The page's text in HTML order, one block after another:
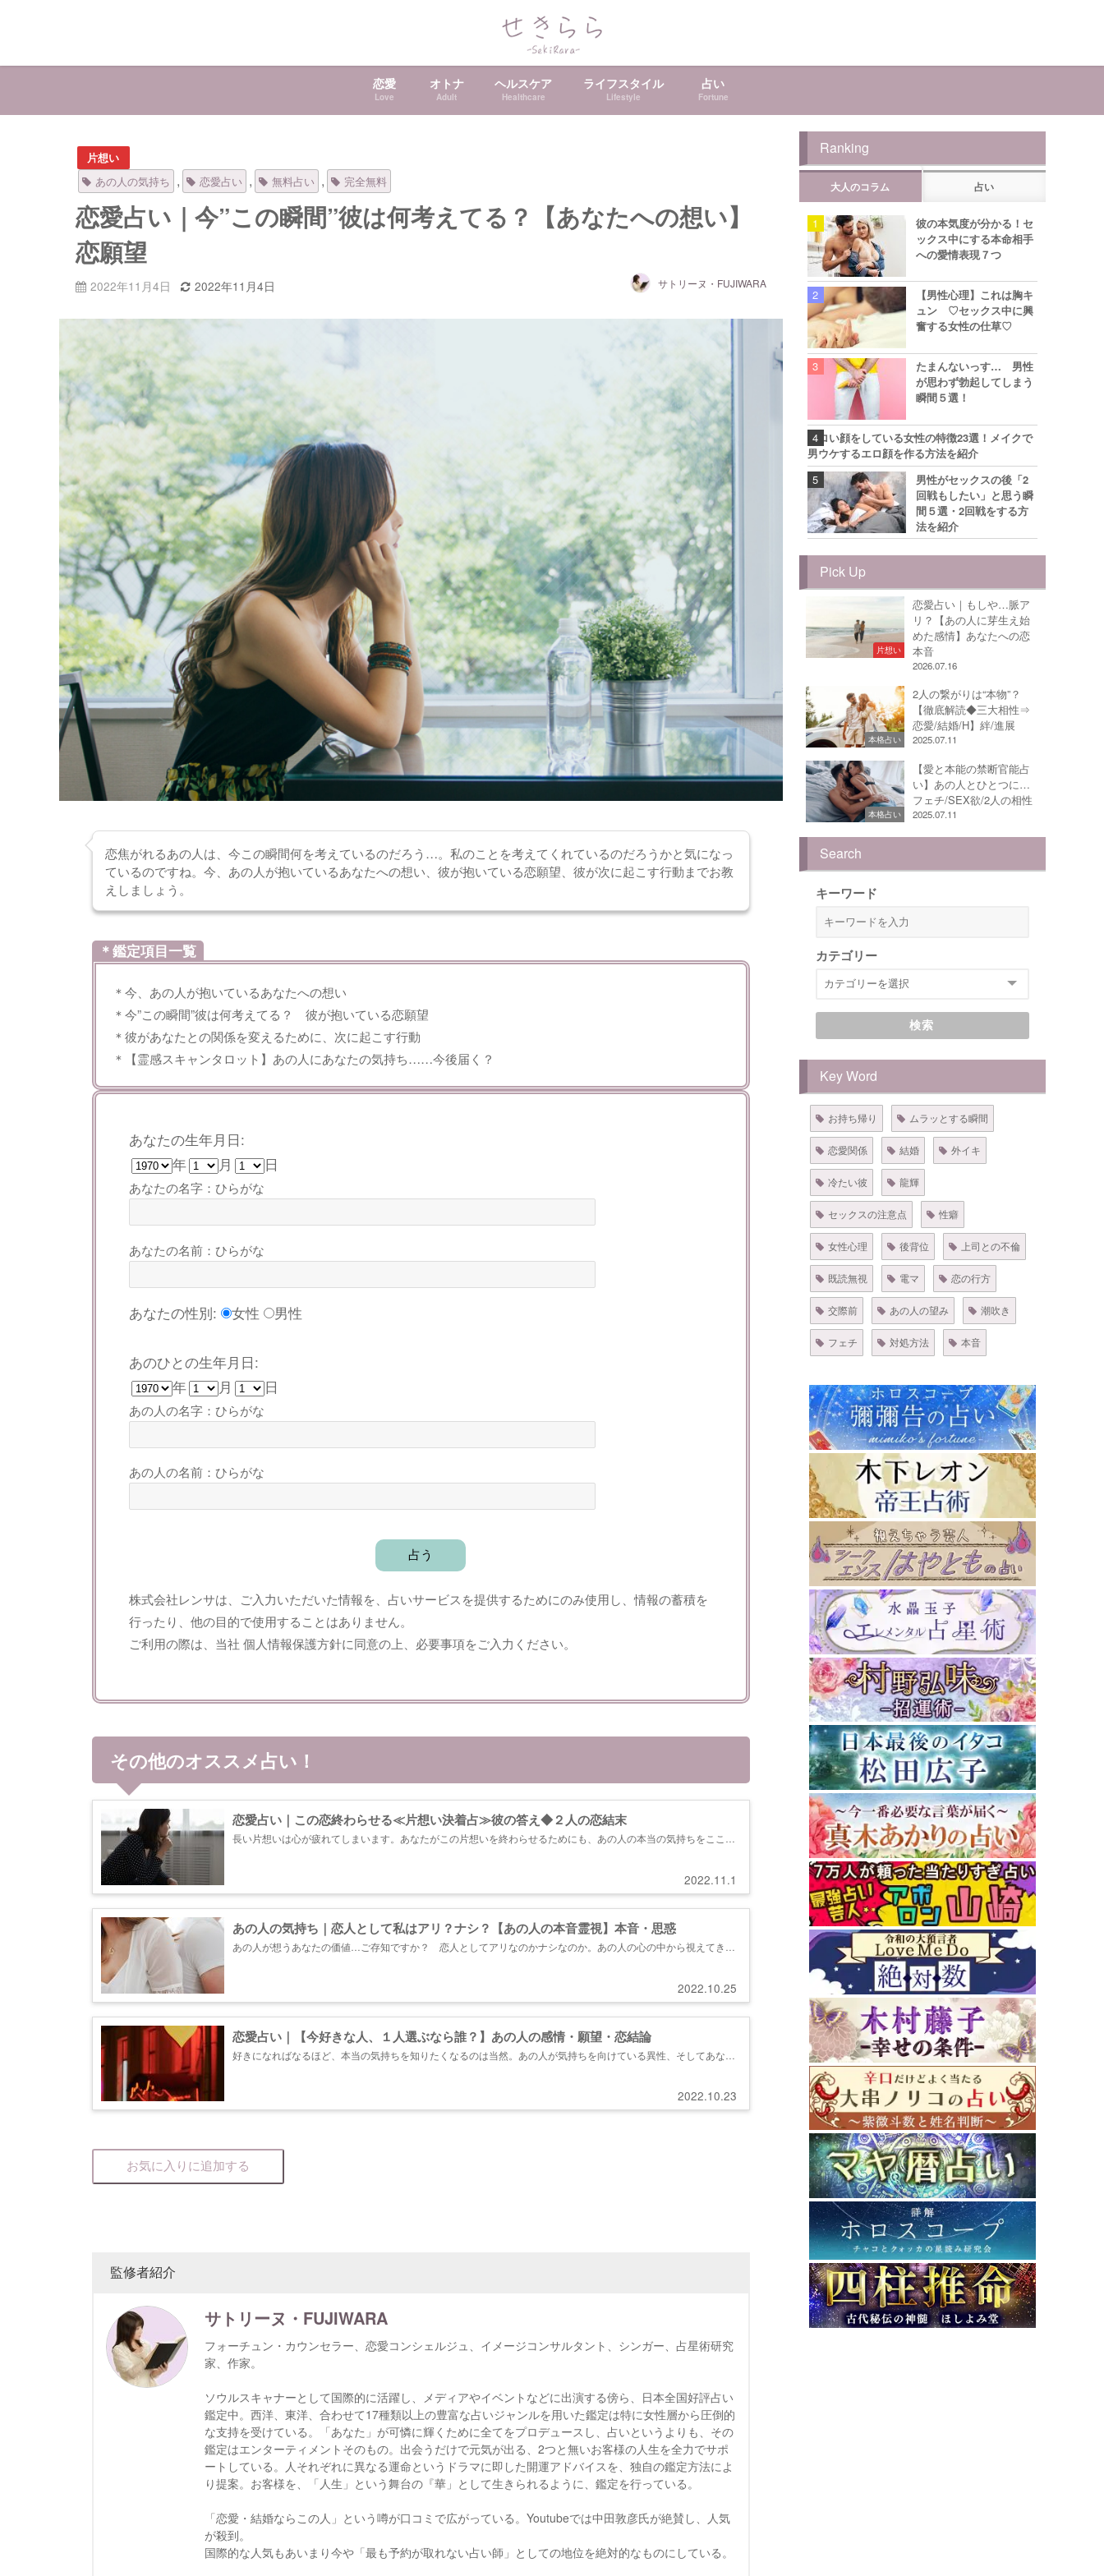
恋愛
Love
オトナ
Adult
ヘルスケア
Healthcare
ライフスタイル
Lifestyle
占い
Fortune
片想い
あの人の気持ち , 恋愛占い , 無料占い , 完全無料
恋愛占い｜今”この瞬間”彼は何考えてる？【あなたへの想い】
恋願望
2022年11月4日 2022年11月4日 サトリーヌ・FUJIWARA
恋焦がれるあの人は、今この瞬間何を考えているのだろう…。私のことを考えてくれているのだろうかと気になっ
ているのですね。今、あの人が抱いているあなたへの想い、彼が抱いている恋願望、彼が次に起こす行動までお教
えしましょう。
＊鑑定項目一覧
＊今、あの人が抱いているあなたへの想い
＊今”この瞬間”彼は何考えてる？ 彼が抱いている恋願望
＊彼があなたとの関係を変えるために、次に起こす行動
＊【霊感スキャンタロット】あの人にあなたの気持ち……今後届く？
あなたの生年月日:
年
月 日
あなたの名字：ひらがな
あなたの名前：ひらがな
あなたの性別: 女性 男性
あのひとの生年月日:
年
月 日
あの人の名字：ひらがな
あの人の名前：ひらがな
株式会社レンサは、ご入力いただいた情報を、占いサービスを提供するためにのみ使用し、情報の蓄積を
行ったり、他の目的で使用することはありません。
ご利用の際は、当社 個人情報保護方針に同意の上、必要事項をご入力ください。
その他のオススメ占い！
恋愛占い｜この恋終わらせる≪片想い決着占≫彼の答え◆２人の恋結末
2022.11.1
長い片想いは心が疲れてしまいます。あなたがこの片想いを終わらせるためにも、あの人の本当の気持ちをここで
あの人の気持ち｜恋人として私はアリ？ナシ？【あの人の本音霊視】本音・思惑
2022.10.25
あの人が想うあなたの価値…ご存知ですか？ 恋人としてアリなのかナシなのか。あの人の心の中から視えてきた
恋愛占い｜【今好きな人、１人選ぶなら誰？】あの人の感情・願望・恋結論
2022.10.23
好きになればなるほど、本当の気持ちを知りたくなるのは当然。あの人が気持ちを向けている異性、そしてあなた
お気に入りに追加する
監修者紹介
サトリーヌ・FUJIWARA
フォーチュン・カウンセラー、恋愛コンシェルジュ、イメージコンサルタント、シンガー、占星術研究
家、作家。
ソウルスキャナーとして国際的に活躍し、メディアやイベントなどに出演する傍ら、日本全国好評占い
鑑定中。西洋、東洋、合わせて17種類以上の豊富な占いジャンルを用いた鑑定は特に女性層から圧倒的
な支持を受けている。「あなた」が可憐に輝くために全てをプロデュースし、占いというよりも、その
鑑定はエンターティメントそのもの。出会うだけで元気が出る、2つと無いお客様の人生を全力でサポ
ートしている。人それぞれに異なる運命というドラマに即した開運アドバイスを、独自の鑑定方法によ
り提案。お客様を、「人生」という舞台の『華」として生きられるように、鑑定を行っている。
「恋愛・結婚ならこの人」という噂が口コミで広がっている。Youtubeでは中田敦彦氏が絶賛し、人気
が殺到。
国際的な人気もあいまり今や「最も予約が取れない占い師」としての地位を絶対的なものにしている。
Ranking
大人のコラム 占い
彼の本気度が分かる！セ
ックス中にする本命相手
への愛情表現７つ
【男性心理】これは胸キ
ュン ♡セックス中に興
奮する女性の仕草♡
たまんないっす… 男性
が思わず勃起してしまう
瞬間５選！
エロい顔をしている女性の特徴23選！メイクで
男ウケするエロ顔を作る方法を紹介
男性がセックスの後「2
回戦もしたい」と思う瞬
間５選・2回戦をする方
法を紹介
Pick Up
片想い
恋愛占い｜もしや…脈ア
リ？【あの人に芽生え始
めた感情】あなたへの恋
本音
2026.07.16
本格占い
2人の繋がりは“本物”？
【徹底解読◆三大相性⇒
恋愛/結婚/H】絆/進展
2025.07.11
本格占い
【愛と本能の禁断官能占
い】あの人とひとつに…
フェチ/SEX欲/2人の相性
2025.07.11
Search
キーワード
カテゴリー
検索
Key Word
お持ち帰り ムラッとする瞬間
恋愛関係 結婚 外イキ
冷たい彼 龍輝
セックスの注意点 性癖
女性心理 後背位 上司との不倫
既読無視 電マ 恋の行方
交際前 あの人の望み 潮吹き
フェチ 対処方法 本音